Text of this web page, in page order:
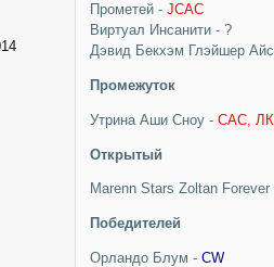
Прометей -JCAC
Виртуал Инсанити - ?
Дэвид Бекхэм Глэйшер
Промежуток
Утрина Аши Сноу -CAC, ЛК
Открытый
Marenn Stars Zoltan
Победителей
Орландо Блум -CW